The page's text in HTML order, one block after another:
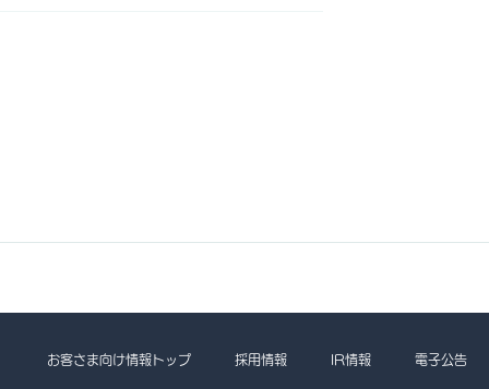
お客さま向け情報トップ 採用情報 IR情報 電子公告